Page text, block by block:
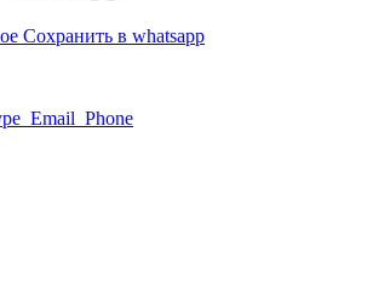
Сохранить в whatsapp
Email Phone